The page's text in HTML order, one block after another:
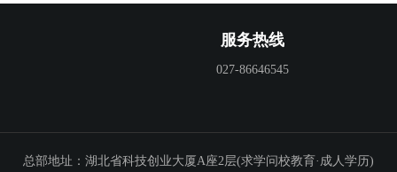
服务热线
027-86646545
总部地址：湖北省科技创业大厦A座2层(求学问校教育·成人学历)